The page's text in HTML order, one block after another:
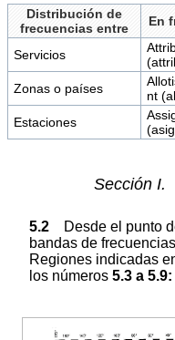
Distribución de
frecuencias entre
En
Servicios
Zonas o países
nt
Estaciones
Sección I.
5.2
Desde el punto
bandas de
Regiones indicadas
los números 5.3 a 5.9: